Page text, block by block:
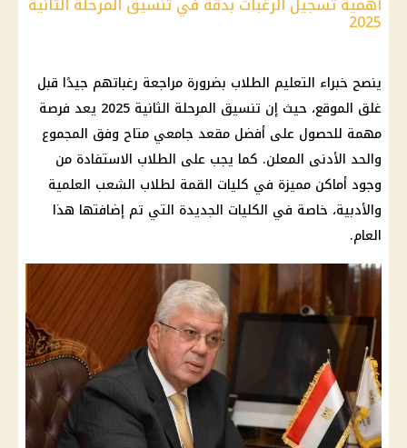
2025
ينصح خبراء التعليم الطلاب بضرورة مراجعة رغباتهم جيدًا قبل
غلق الموقع، حيث إن تنسيق المرحلة الثانية 2025
يعد فرصة
مهمة للحصول على أفضل مقعد جامعي متاح وفق المجموع
والحد الأدنى المعلن. كما يجب على الطلاب الاستفادة من
وجود أماكن مميزة في كليات القمة لطلاب الشعب العلمية
والأدبية، خاصة في الكليات الجديدة التي تم إضافتها هذا
العام.